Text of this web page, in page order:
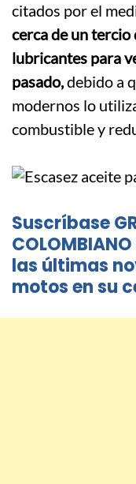
citados por el
cerca de un tercio
lubricantes para
pasado,debido a
modernos lo
combustible y
Suscríbase
las últimas
motos en su